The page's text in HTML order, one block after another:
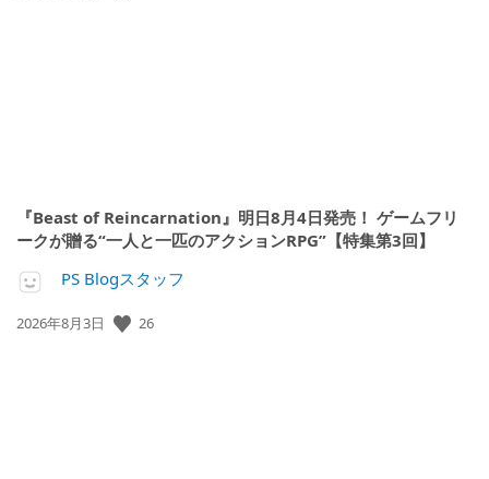
『Beast of Reincarnation』明日8月4日発売！ ゲームフリ
ークが贈る“一人と一匹のアクションRPG”【特集第3回】
PS Blogスタッフ
公
2026年8月3日 26